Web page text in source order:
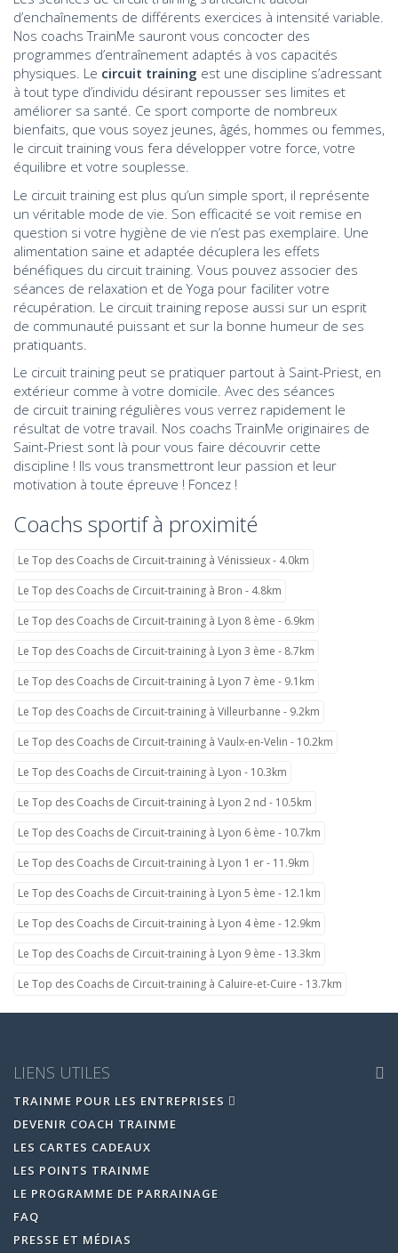
d’enchaînements de différents exercices à intensité variable.
Nos coachs TrainMe sauront vous concocter des
programmes d’entraînement adaptés à vos capacités
physiques. Le circuit training est une discipline s’adressant
à tout type d’individu désirant repousser ses limites et
améliorer sa santé. Ce sport comporte de nombreux
bienfaits, que vous soyez jeunes, âgés, hommes ou femmes,
le circuit training vous fera développer votre force, votre
équilibre et votre souplesse.
Le circuit training est plus qu’un simple sport, il représente
un véritable mode de vie. Son efficacité se voit remise en
question si votre hygiène de vie n’est pas exemplaire. Une
alimentation saine et adaptée décuplera les effets
bénéfiques du circuit training. Vous pouvez associer des
séances de relaxation et de Yoga pour faciliter votre
récupération. Le circuit training repose aussi sur un esprit
de communauté puissant et sur la bonne humeur de ses
pratiquants.
Le circuit training peut se pratiquer partout à Saint-Priest, en
extérieur comme à votre domicile. Avec des séances
de circuit training régulières vous verrez rapidement le
résultat de votre travail. Nos coachs TrainMe originaires de
Saint-Priest sont là pour vous faire découvrir cette
discipline ! Ils vous transmettront leur passion et leur
motivation à toute épreuve ! Foncez !
Coachs sportif à proximité
Le Top des Coachs de Circuit-training à Vénissieux - 4.0km
Le Top des Coachs de Circuit-training à Bron - 4.8km
Le Top des Coachs de Circuit-training à Lyon 8 ème - 6.9km
Le Top des Coachs de Circuit-training à Lyon 3 ème - 8.7km
Le Top des Coachs de Circuit-training à Lyon 7 ème - 9.1km
Le Top des Coachs de Circuit-training à Villeurbanne - 9.2km
Le Top des Coachs de Circuit-training à Vaulx-en-Velin - 10.2km
Le Top des Coachs de Circuit-training à Lyon - 10.3km
Le Top des Coachs de Circuit-training à Lyon 2 nd - 10.5km
Le Top des Coachs de Circuit-training à Lyon 6 ème - 10.7km
Le Top des Coachs de Circuit-training à Lyon 1 er - 11.9km
Le Top des Coachs de Circuit-training à Lyon 5 ème - 12.1km
Le Top des Coachs de Circuit-training à Lyon 4 ème - 12.9km
Le Top des Coachs de Circuit-training à Lyon 9 ème - 13.3km
Le Top des Coachs de Circuit-training à Caluire-et-Cuire - 13.7km
LIENS UTILES
TRAINME POUR LES ENTREPRISES
DEVENIR COACH TRAINME
LES CARTES CADEAUX
LES POINTS TRAINME
LE PROGRAMME DE PARRAINAGE
FAQ
PRESSE ET MÉDIAS